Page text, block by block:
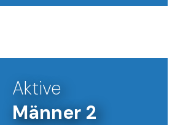
Aktive
Männer 2